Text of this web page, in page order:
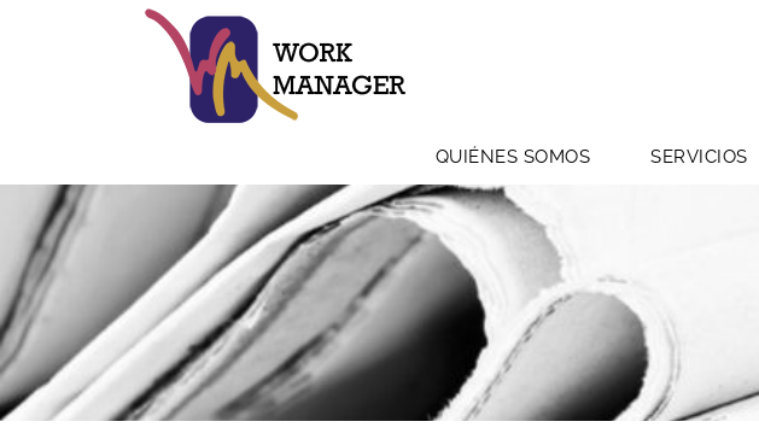
QUIÉNES SOMOS SERVICIOS